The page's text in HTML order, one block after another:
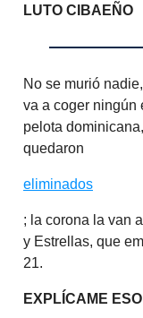
LUTO CIBAEÑO
No se murió
va a coger ningún
pelota
quedaron
eliminados
; la corona la van
y Estrellas, que
21.
EXPLÍCAME